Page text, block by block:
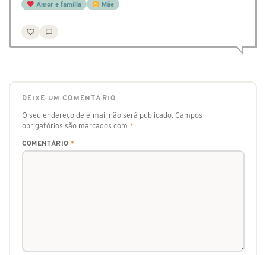
Amor e família Mãe
DEIXE UM COMENTÁRIO
O seu endereço de e-mail não será publicado. Campos
obrigatórios são marcados com *
COMENTÁRIO *